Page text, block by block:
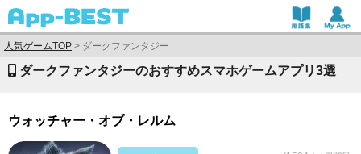
人気ゲームTOP > ダークファンタジー
ダークファンタジーのおすすめスマホゲームアプリ3選
ウォッチャー・オブ・レルム